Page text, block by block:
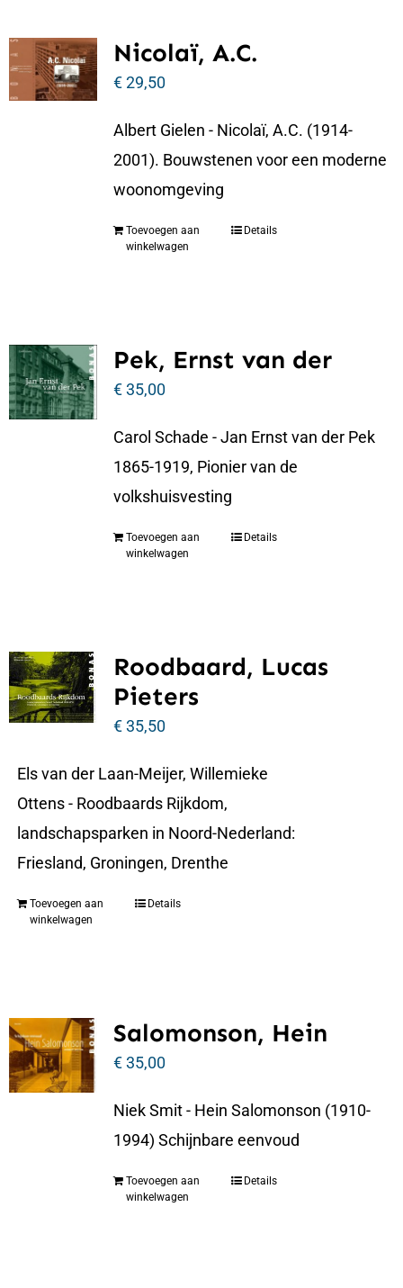
Nicolaï, A.C.
€29,50
Albert Gielen - Nicolaï, A.C. (1914-
2001). Bouwstenen voor een moderne
woonomgeving
Toevoegen aan
winkelwagen
Details
Pek, Ernst van der
€35,00
Carol Schade - Jan Ernst van der Pek
1865-1919, Pionier van de
volkshuisvesting
Toevoegen aan
winkelwagen
Details
Roodbaard, Lucas
Pieters
€35,50
Els van der Laan-Meijer, Willemieke
Ottens - Roodbaards Rijkdom,
landschapsparken in Noord-Nederland:
Friesland, Groningen, Drenthe
Toevoegen aan
winkelwagen
Details
Salomonson, Hein
€35,00
Niek Smit - Hein Salomonson (1910-
1994) Schijnbare eenvoud
Toevoegen aan
winkelwagen
Details